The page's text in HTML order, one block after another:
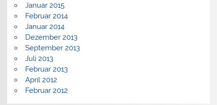
Januar 2015
Februar 2014
Januar 2014
Dezember 2013
September 2013
Juli 2013
Februar 2013
April 2012
Februar 2012